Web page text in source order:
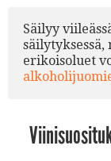
Säilyy
erikoisoluet